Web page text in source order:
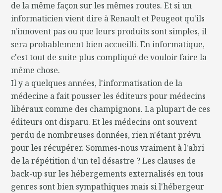
de la même façon sur les mêmes routes. Et si un
informaticien vient dire à Renault et Peugeot qu'ils
n'innovent pas ou que leurs produits sont simples, il
sera probablement bien accueilli. En informatique,
c'est tout de suite plus compliqué de vouloir faire la
même chose.
Il y a quelques années, l'informatisation de la
médecine a fait pousser les éditeurs pour médecins
libéraux comme des champignons. La plupart de ces
éditeurs ont disparu. Et les médecins ont souvent
perdu de nombreuses données, rien n'étant prévu
pour les récupérer. Sommes-nous vraiment à l'abri
de la répétition d'un tel désastre ? Les clauses de
back-up sur les hébergements externalisés en tous
genres sont bien sympathiques mais si l'hébergeur